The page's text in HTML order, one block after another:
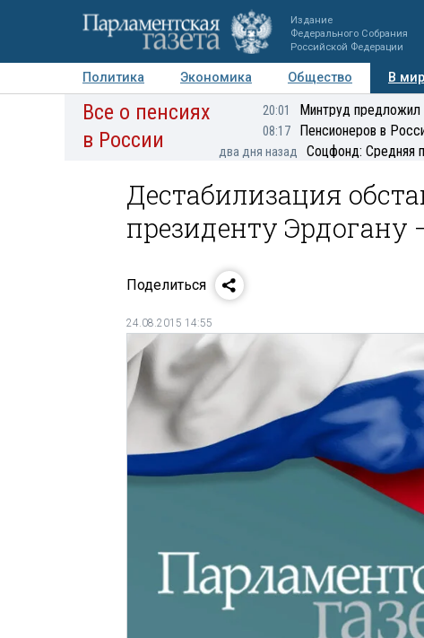
Издание
Федерального Собрания
Российской Федерации
Политика Экономика Общество В
Авторы Персоны Мнения Регионы
Все о пенсиях
в России
20:01 Минтруд предложил
08:17 Пенсионеров в
два дня назад Соцфонд: Средняя
Дестабилизация
президенту Эрдогану
Поделиться
24.08.2015 14:55